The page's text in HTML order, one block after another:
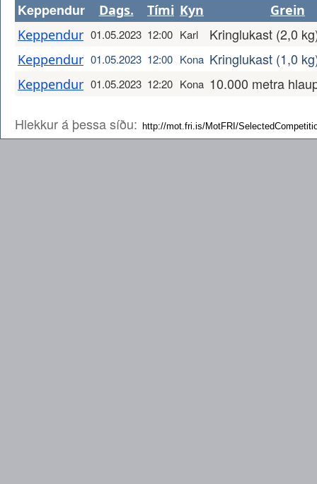
Keppendur Dags. Tími Kyn
Grein
Keppendur 01.05.2023 12:00 Karl Kringlukast (2,0
Keppendur 01.05.2023 12:00 Kona Kringlukast (1,0
Keppendur 01.05.2023 12:20 Kona 10.000 metra
Hlekkur á þessa síðu: